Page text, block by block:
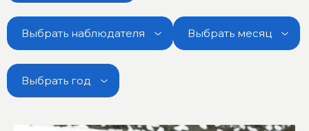
Выбрать наблюдателя Выбрать месяц
Выбрать год